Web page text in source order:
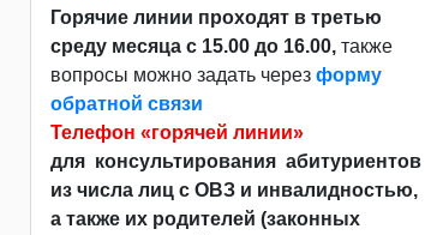
Горячие линии проходят в третью
среду месяца с 15.00 до 16.00, также
вопросы можно задать через форму
обратной связи
Телефон «горячей линии»
для консультирования абитуриентов
из числа лиц с ОВЗ и инвалидностью,
а также их родителей (законных